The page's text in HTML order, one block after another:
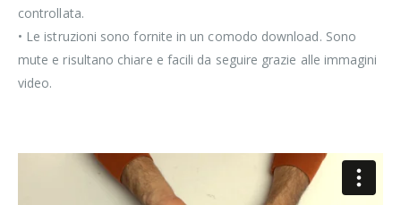
controllata.
• Le istruzioni sono fornite in un comodo download. Sono
mute e risultano chiare e facili da seguire grazie alle immagini
video.